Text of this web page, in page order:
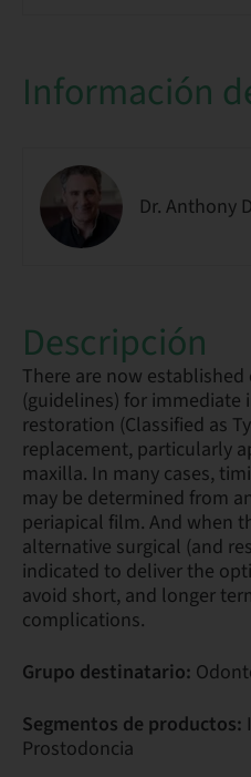
Información
Dr. Anthony
Descripción
There are now
(guidelines) for
restoration (Classified as
replacement, particularly
maxilla. In many cases,
may be determined from
periapical film. And when
alternative surgical (and
indicated to deliver the
avoid short, and longer
complications.
Grupo destinatario:
Segmentos de productos:
Prostodoncia